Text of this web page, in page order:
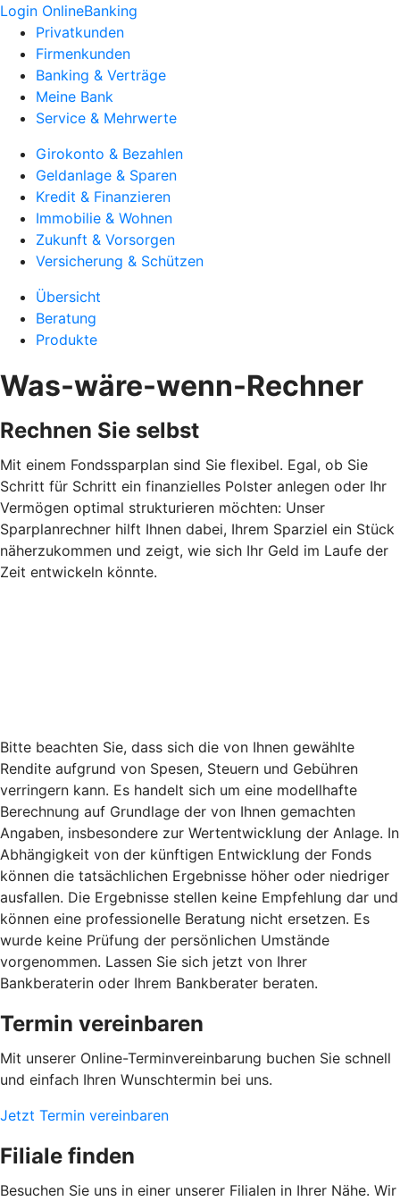
Login OnlineBanking
Privatkunden
Firmenkunden
Banking & Verträge
Meine Bank
Service & Mehrwerte
Girokonto & Bezahlen
Geldanlage & Sparen
Kredit & Finanzieren
Immobilie & Wohnen
Zukunft & Vorsorgen
Versicherung & Schützen
Übersicht
Beratung
Produkte
Was-wäre-wenn-Rechner
Rechnen Sie selbst
Mit einem Fondssparplan sind Sie flexibel. Egal, ob Sie
Schritt für Schritt ein finanzielles Polster anlegen oder Ihr
Vermögen optimal strukturieren möchten: Unser
Sparplanrechner hilft Ihnen dabei, Ihrem Sparziel ein Stück
näherzukommen und zeigt, wie sich Ihr Geld im Laufe der
Zeit entwickeln könnte.
Bitte beachten Sie, dass sich die von Ihnen gewählte
Rendite aufgrund von Spesen, Steuern und Gebühren
verringern kann. Es handelt sich um eine modellhafte
Berechnung auf Grundlage der von Ihnen gemachten
Angaben, insbesondere zur Wertentwicklung der Anlage. In
Abhängigkeit von der künftigen Entwicklung der Fonds
können die tatsächlichen Ergebnisse höher oder niedriger
ausfallen. Die Ergebnisse stellen keine Empfehlung dar und
können eine professionelle Beratung nicht ersetzen. Es
wurde keine Prüfung der persönlichen Umstände
vorgenommen. Lassen Sie sich jetzt von Ihrer
Bankberaterin oder Ihrem Bankberater beraten.
Termin vereinbaren
Mit unserer Online-Terminvereinbarung buchen Sie schnell
und einfach Ihren Wunschtermin bei uns.
Jetzt Termin vereinbaren
Filiale finden
Besuchen Sie uns in einer unserer Filialen in Ihrer Nähe. Wir